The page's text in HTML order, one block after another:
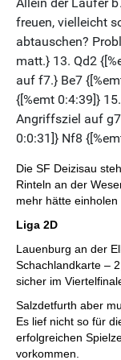
Die SF Deizisau
Rinteln an der
mehr hätte einholen
Liga 2D
Lauenburg an der
Schachlandkarte –
sicher im
Salzdetfurth aber
Es lief nicht so für
erfolgreichen
vorkommen.